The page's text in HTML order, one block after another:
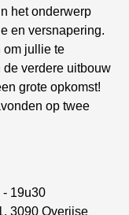
het onderwerp
en versnapering.
om jullie te
verdere uitbouw
grote opkomst!
op twee
- 19u30
3090 Overijse